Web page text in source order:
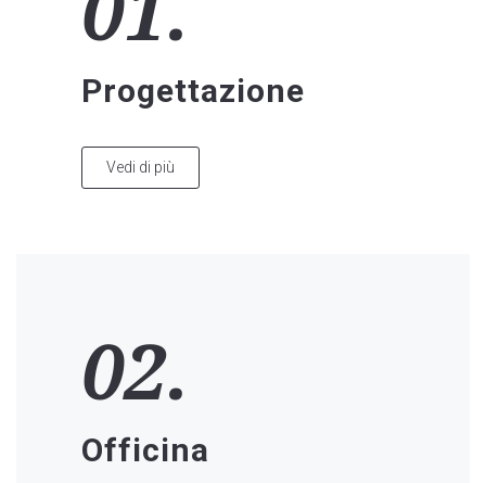
Progettazione
Vedi di più
02.
Officina